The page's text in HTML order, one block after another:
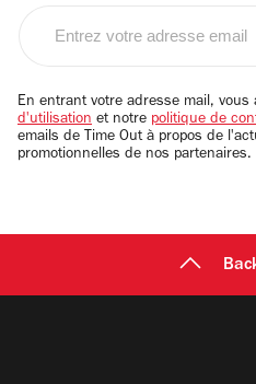
email
En entrant votre adresse mail, vous
d'utilisation et notre politique de
emails de Time Out à propos de
promotionnelles de nos partenaires.